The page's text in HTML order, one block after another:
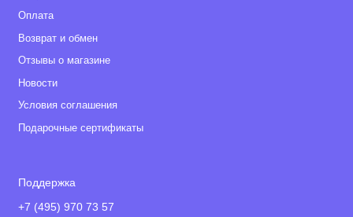
Оплата
Возврат и обмен
Отзывы о магазине
Новости
Условия соглашения
Подарочные сертификаты
Поддержка
+7 (495) 970 73 57